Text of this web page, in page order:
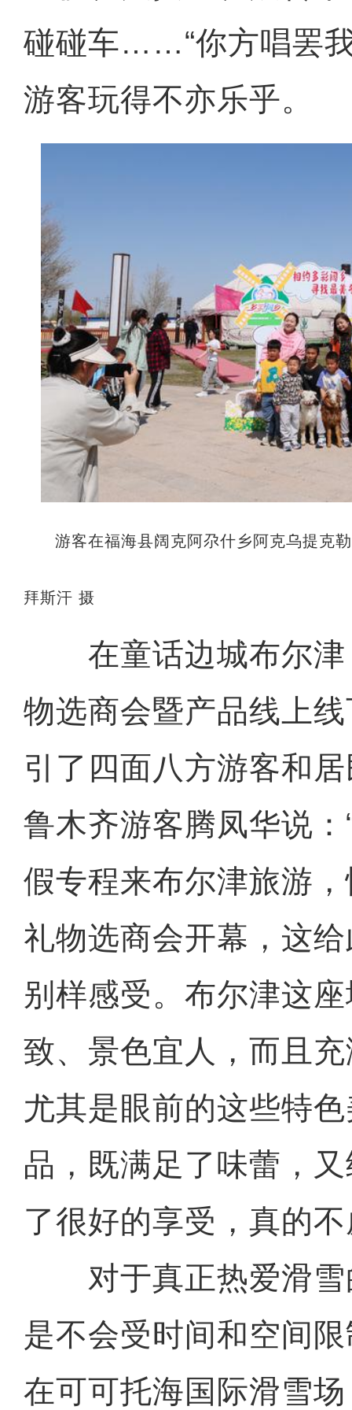
碰碰车……“你方唱罢
游客玩得不亦乐乎。
游客在福海县阔克阿尕什乡阿克乌提克
拜斯汗 摄
在童话边城布尔津
物选商会暨产品线上
引了四面八方游客和
鲁木齐游客腾凤华说：
假专程来布尔津旅游
礼物选商会开幕，这
别样感受。布尔津这
致、景色宜人，而且
尤其是眼前的这些特
品，既满足了味蕾，
了很好的享受，真的不
对于真正热爱滑雪
是不会受时间和空间
在可可托海国际滑雪